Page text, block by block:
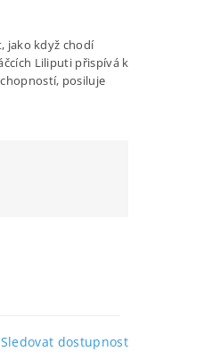
jako když chodí
Liliputi přispívá k
posiluje
Sledovat dostupnost